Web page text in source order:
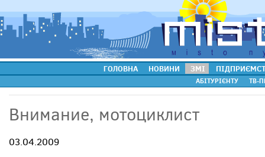
ГОЛОВНА НОВИНИ ЗМІ
АБІТУРІЄНТУ ТВ-
Внимание, мотоциклист
03.04.2009